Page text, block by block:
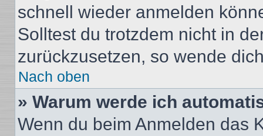
schnell wieder anmelden
Solltest du trotzdem nicht in
zurückzusetzen, so wende
Nach oben
» Warum werde ich
Wenn du beim Anmelden das